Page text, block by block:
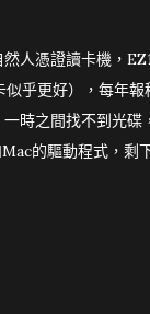
人憑證讀卡機，
乎更好），每年報
時之間找不到光碟
的驅動程式，剩